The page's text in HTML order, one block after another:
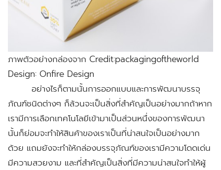
ภาพตัวอย่างกล่องจาก Credit:packagingoftheworld
Design: Onfire Design
อย่างไรก็ตามนั้นการออกแบบและการพัฒนาบรรจุ
ภัณฑ์ชนิดต่างๆ ก็ล้วนจะเป็นสิ่งที่สำคัญเป็นอย่างมากถ้าหาก
เรามีการเลือกเทคโนโลยีเข้ามาเป็นส่วนหนึ่งของการพัฒนา
นั้นก็ย่อมจะทำให้สินค้าของเราเป็นที่น่าสนใจเป็นอย่างมาก
ด้วย แถมยังจะทำให้กล่องบรรจุภัณฑ์ของเรามีความโดดเด่น
มีความสวยงาม และที่สำคัญเป็นสิ่งที่มีความน่าสนใจทำให้ผู้